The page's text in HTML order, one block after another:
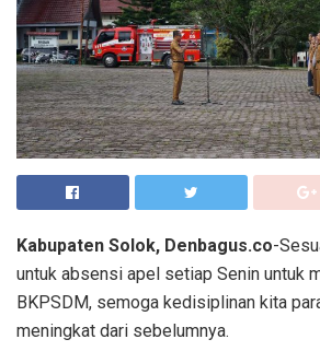
Kabupaten Solok, Denbagus.co-
untuk absensi apel setiap Senin untuk
BKPSDM, semoga kedisiplinan kita
meningkat dari sebelumnya.